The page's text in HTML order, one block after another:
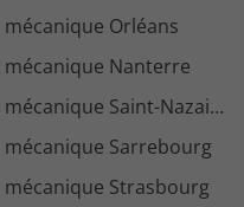
Orléans
Nanterre
Emploi Technicien conception mécanique Saint-Nazaire
Sarrebourg
Strasbourg